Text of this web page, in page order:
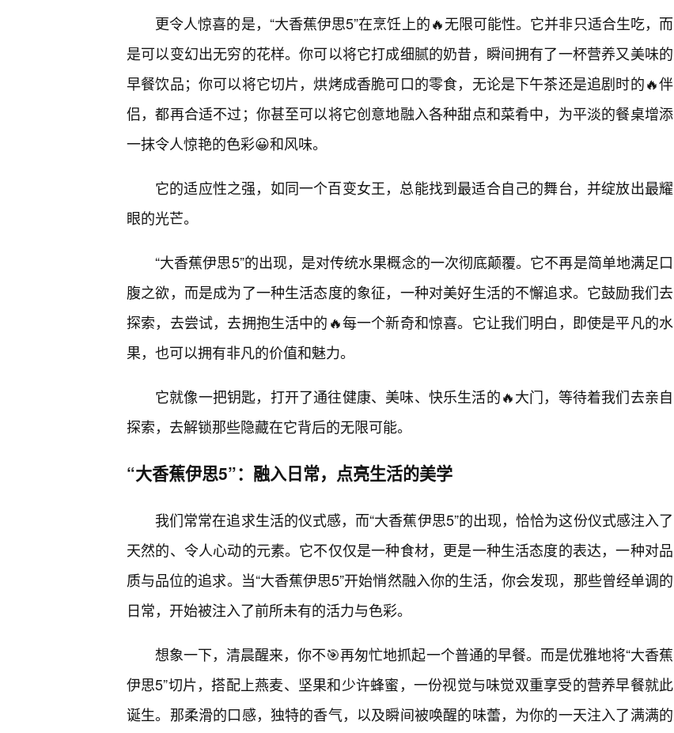
更令人惊喜的是，“大香蕉伊思5”在烹饪上的🔥无限可能性。它并非只适合生吃，而
是可以变幻出无穷的花样。你可以将它打成细腻的奶昔，瞬间拥有了一杯营养又美味的
早餐饮品；你可以将它切片，烘烤成香脆可口的零食，无论是下午茶还是追剧时的🔥伴
侣，都再合适不过；你甚至可以将它创意地融入各种甜点和菜肴中，为平淡的餐桌增添
一抹令人惊艳的色彩😀和风味。
它的适应性之强，如同一个百变女王，总能找到最适合自己的舞台，并绽放出最耀
眼的光芒。
“大香蕉伊思5”的出现，是对传统水果概念的一次彻底颠覆。它不再是简单地满足口
腹之欲，而是成为了一种生活态度的象征，一种对美好生活的不懈追求。它鼓励我们去
探索，去尝试，去拥抱生活中的🔥每一个新奇和惊喜。它让我们明白，即使是平凡的水
果，也可以拥有非凡的价值和魅力。
它就像一把钥匙，打开了通往健康、美味、快乐生活的🔥大门，等待着我们去亲自
探索，去解锁那些隐藏在它背后的无限可能。
“大香蕉伊思5”：融入日常，点亮生活的美学
我们常常在追求生活的仪式感，而“大香蕉伊思5”的出现，恰恰为这份仪式感注入了
天然的、令人心动的元素。它不仅仅是一种食材，更是一种生活态度的表达，一种对品
质与品位的追求。当“大香蕉伊思5”开始悄然融入你的生活，你会发现，那些曾经单调的
日常，开始被注入了前所未有的活力与色彩。
想象一下，清晨醒来，你不🎯再匆忙地抓起一个普通的早餐。而是优雅地将“大香蕉
伊思5”切片，搭配上燕麦、坚果和少许蜂蜜，一份视觉与味觉双重享受的营养早餐就此
诞生。那柔滑的口感，独特的香气，以及瞬间被唤醒的味蕾，为你的一天注入了满满的